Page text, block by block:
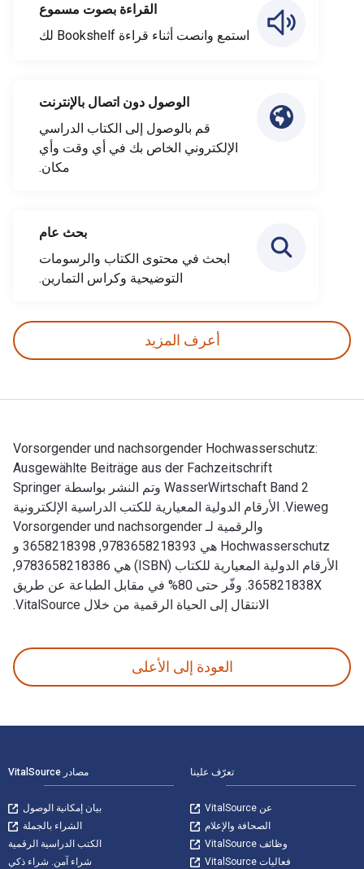
القراءة بصوت مسموع
استمع وانصت أثناء قراءة Bookshelf لك
الوصول دون اتصال بالإنترنت
قم بالوصول إلى الكتاب الدراسي
الإلكتروني الخاص بك في أي وقت وأي
مكان.
بحث عام
ابحث في محتوى الكتاب والرسومات
التوضيحية وكراس التمارين.
أعرف المزيد
Vorsorgender und nachsorgender Hochwasserschutz:
Ausgewählte Beiträge aus der Fachzeitschrift
WasserWirtschaft Band 2 وتم النشر بواسطة Springer
Vieweg. الأرقام الدولية المعيارية للكتب الدراسية الإلكترونية
والرقمية لـ Vorsorgender und nachsorgender
Hochwasserschutz هي 9783658218393, 3658218398 و
الأرقام الدولية المعيارية للكتاب (ISBN) هي 9783658218386,
365821838X. وفّر حتى 80% في مقابل الطباعة عن طريق
الانتقال إلى الحياة الرقمية من خلال VitalSource.
العودة إلى الأعلى
تعرّف علينا
عن VitalSource
الصحافة والإعلام
وظائف VitalSource
فعاليات VitalSource
مصادر VitalSource
بيان إمكانية الوصول
الشراء بالجملة
الكتب الدراسية الرقمية
شراء آمن. شراء ذكي